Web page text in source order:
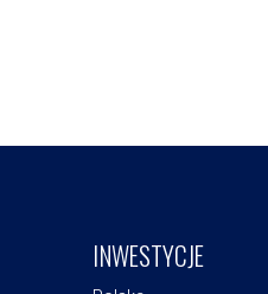
INWESTYCJE